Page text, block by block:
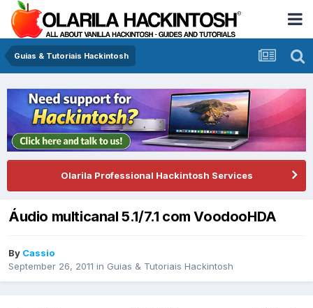
Guias & Tutoriais Hackintosh
Olarila Professional Hackintosh Services
Áudio multicanal 5.1/7.1 com VoodooHDA
By Cassio
September 26, 2011 in Guias & Tutoriais Hackintosh